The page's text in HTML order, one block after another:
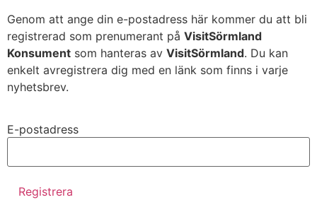
Genom att ange din e-postadress här kommer du att bli
registrerad som prenumerant på VisitSörmland
Konsument som hanteras av VisitSörmland. Du kan
enkelt avregistrera dig med en länk som finns i varje
nyhetsbrev.
E-postadress